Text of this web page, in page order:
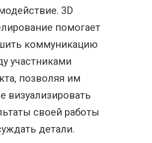
3D
помогает
коммуникацию
участниками
позволяя им
визуализировать
своей работы
детали.